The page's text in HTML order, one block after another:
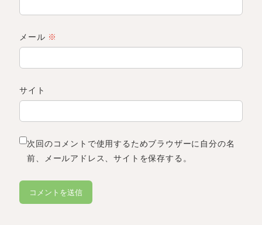
メール ※
サイト
次回のコメントで使用するためブラウザーに自分の名
前、メールアドレス、サイトを保存する。